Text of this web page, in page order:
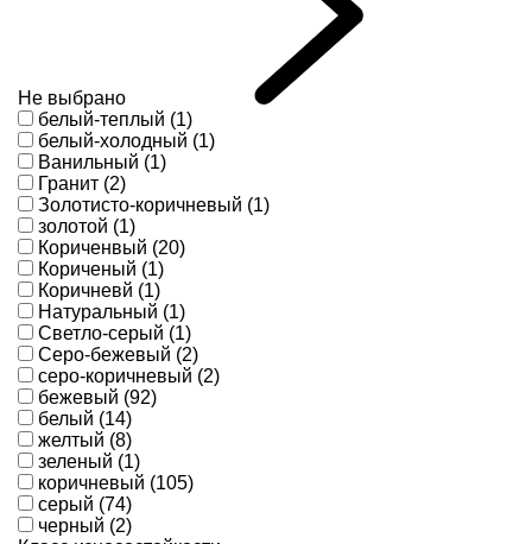
Не выбрано
белый-теплый (1)
белый-холодный (1)
Ванильный (1)
Гранит (2)
Золотисто-коричневый (1)
золотой (1)
Кориченвый (20)
Кориченый (1)
Коричневй (1)
Натуральный (1)
Светло-серый (1)
Серо-бежевый (2)
серо-коричневый (2)
бежевый (92)
белый (14)
желтый (8)
зеленый (1)
коричневый (105)
серый (74)
черный (2)